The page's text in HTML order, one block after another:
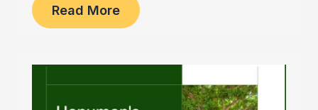
Read More